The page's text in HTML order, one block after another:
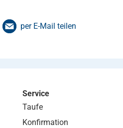
per E-Mail teilen
Service
Taufe
Konfirmation